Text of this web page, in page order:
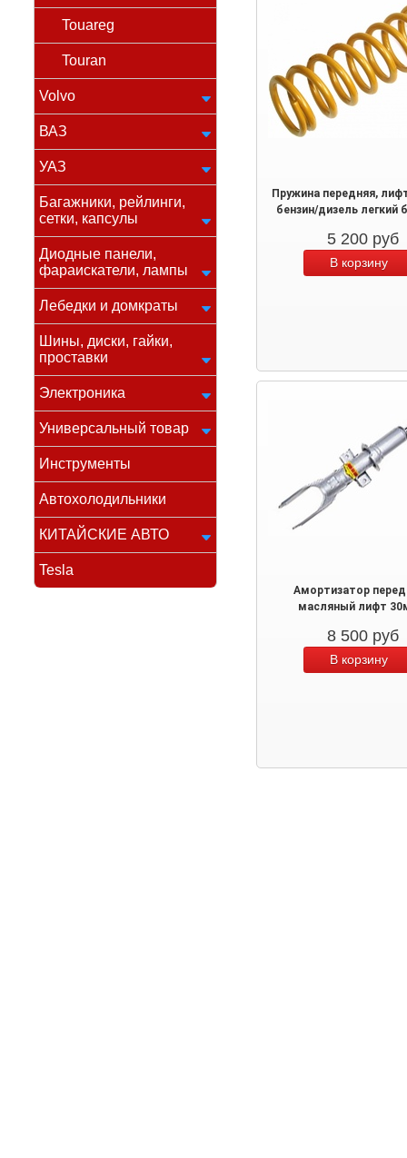
Touareg
Touran
Volvo
ВАЗ
УАЗ
Багажники, рейлинги,
сетки, капсулы
Диодные панели,
фараискатели, лампы
Лебедки и домкраты
Шины, диски, гайки,
проставки
Электроника
Универсальный товар
Инструменты
Автохолодильники
КИТАЙСКИЕ АВТО
Tesla
Пружина передняя,
бензин/дизель легкий
5 200 руб
Амортизатор
масляный лифт
8 500 руб